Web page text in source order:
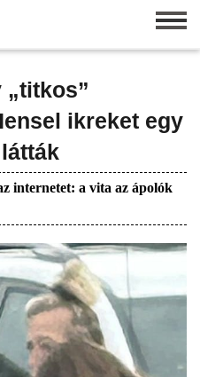
„titkos”
ikreket egy
internetet: a vita az ápolók